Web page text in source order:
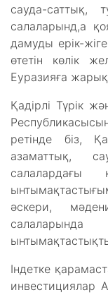
сауда-саттық,
салаларынд,а
дамуды ерік-
өтетін көлік
Еуразияға жарық
Қадірлі Түрік
ретінде біз,
азаматтық,
салалардағы
әскери,
Індетке
инвестициялар